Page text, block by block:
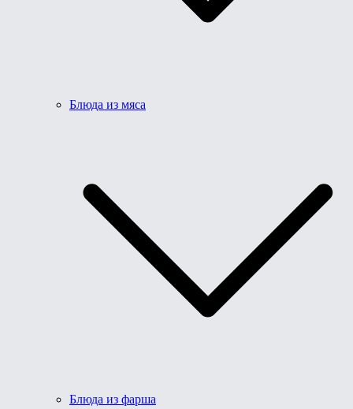
Блюда из мяса
Блюда из фарша